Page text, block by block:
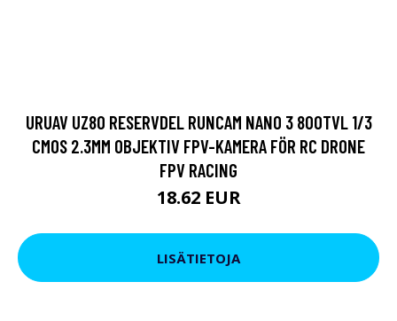
URUAV UZ80 RESERVDEL RUNCAM NANO 3 800TVL 1/3
CMOS 2.3MM OBJEKTIV FPV-KAMERA FÖR RC DRONE
FPV RACING
18.62 EUR
LISÄTIETOJA